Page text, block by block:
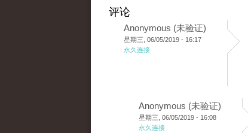
评论
Anonymous (未验证)
星期三, 06/05/2019 - 16:17
永久连接
Anonymous (未验证)
星期三, 06/05/2019 - 16:08
永久连接